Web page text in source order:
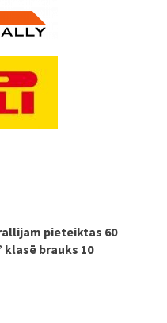
pieteiktas 60
klasē brauks 10